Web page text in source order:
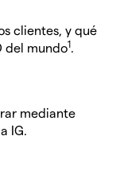
clientes, y qué
del mundo1.
mediante
IG.